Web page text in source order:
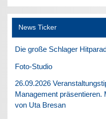
News Ticker
Die große Schlager
Foto-Studio
26.09.2026
Management
von Uta Bresan